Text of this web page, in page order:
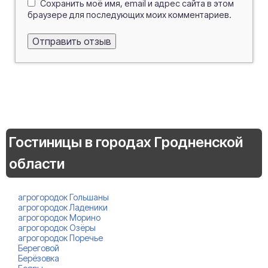
Сохранить моё имя, email и адрес сайта в этом
браузере для последующих моих комментариев.
Гостиницы в городах Гродненской
области
агрогородок Гольшаны
агрогородок Ладеники
агрогородок Морино
агрогородок Озёры
агрогородок Поречье
Береговой
Берёзовка